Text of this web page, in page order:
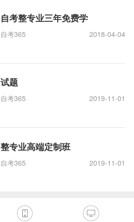
自考整专业三年免费学
自考365 2018-04-04
试题
自考365 2019-11-01
整专业高端定制班
自考365 2019-11-01